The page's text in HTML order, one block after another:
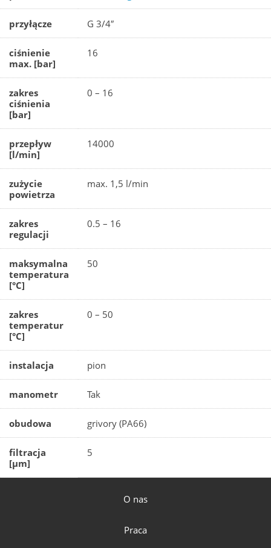
przyłącze G 3/4″
ciśnienie
max. [bar]
16
zakres
ciśnienia
[bar]
0 – 16
przepływ
[l/min]
14000
zużycie
powietrza
max. 1,5 l/min
zakres
regulacji
0.5 – 16
maksymalna
temperatura
[°C]
50
zakres
temperatur
[°C]
0 – 50
instalacja pion
manometr Tak
obudowa grivory (PA66)
filtracja
[µm]
5
O nas
Praca